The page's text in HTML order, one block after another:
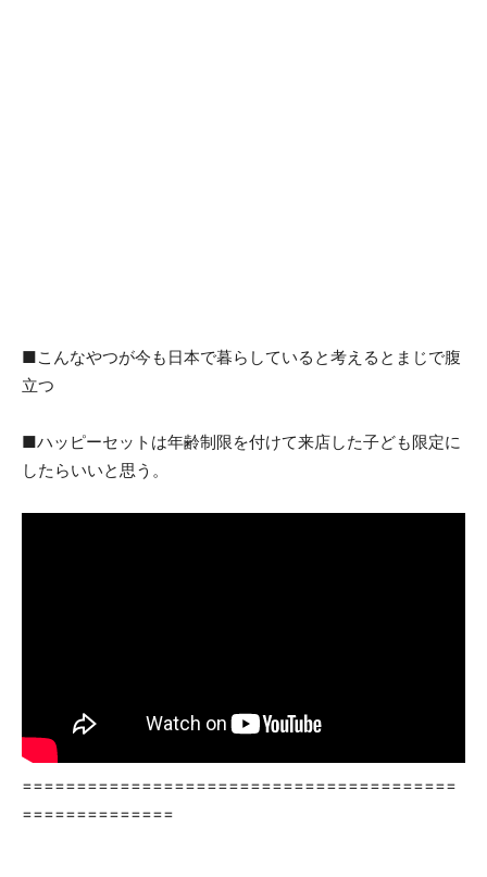
■こんなやつが今も日本で暮らしていると考えるとまじで腹
立つ
■ハッピーセットは年齢制限を付けて来店した子ども限定に
したらいいと思う。
========================================
==============